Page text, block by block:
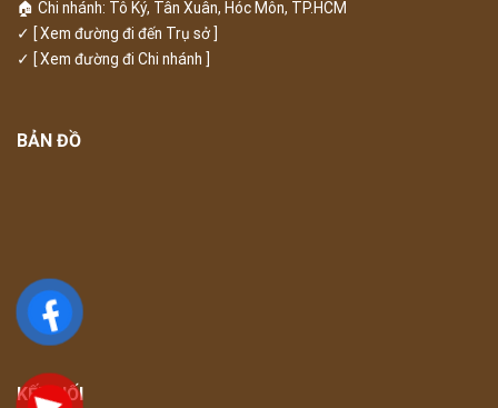
🏠 Chi nhánh: Tô Ký, Tân Xuân, Hóc Môn, TP.HCM
✓ [ Xem đường đi đến Trụ sở ]
✓ [ Xem đường đi Chi nhánh ]
BẢN ĐỒ
KẾT NỐI